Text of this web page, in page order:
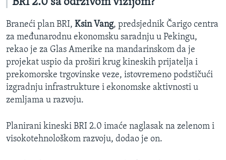
Braneći plan BRI, Ksin Vang, predsjednik Čarigo centra
za međunarodnu ekonomsku saradnju u Pekingu,
rekao je za Glas Amerike na mandarinskom da je
projekat uspio da proširi krug kineskih prijatelja i
prekomorske trgovinske veze, istovremeno podstičući
izgradnju infrastrukture i ekonomske aktivnosti u
zemljama u razvoju.
Planirani kineski BRI 2.0 imaće naglasak na zelenom i
visokotehnološkom razvoju, dodao je on.